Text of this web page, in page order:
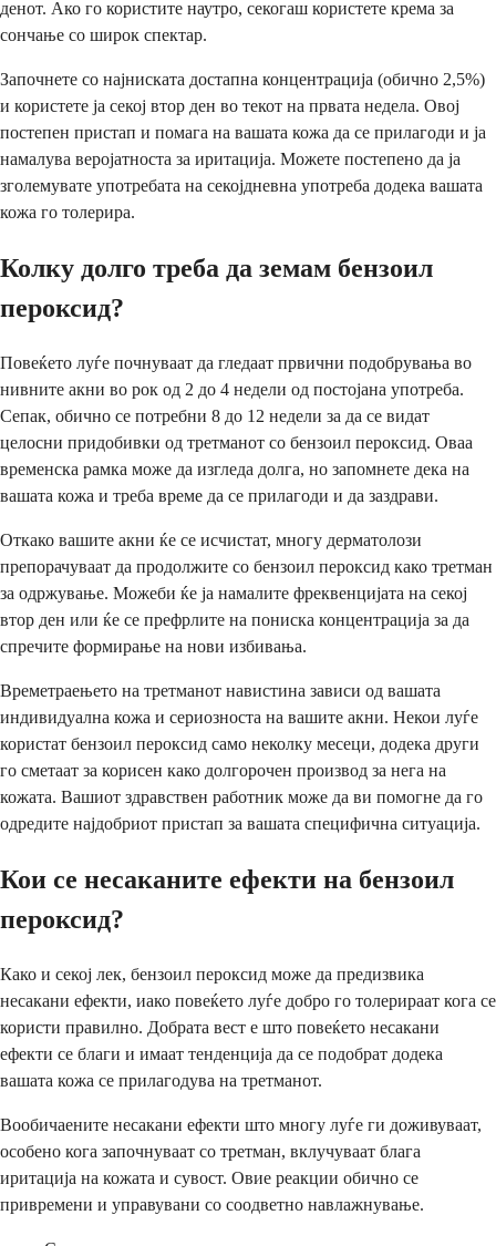
денот. Ако го користите наутро, секогаш користете крема за
сончање со широк спектар.
Започнете со најниската достапна концентрација (обично 2,5%)
и користете ја секој втор ден во текот на првата недела. Овој
постепен пристап и помага на вашата кожа да се прилагоди и ја
намалува веројатноста за иритација. Можете постепено да ја
зголемувате употребата на секојдневна употреба додека вашата
кожа го толерира.
Колку долго треба да земам бензоил
пероксид?
Повеќето луѓе почнуваат да гледаат првични подобрувања во
нивните акни во рок од 2 до 4 недели од постојана употреба.
Сепак, обично се потребни 8 до 12 недели за да се видат
целосни придобивки од третманот со бензоил пероксид. Оваа
временска рамка може да изгледа долга, но запомнете дека на
вашата кожа и треба време да се прилагоди и да заздрави.
Откако вашите акни ќе се исчистат, многу дерматолози
препорачуваат да продолжите со бензоил пероксид како третман
за одржување. Можеби ќе ја намалите фреквенцијата на секој
втор ден или ќе се префрлите на пониска концентрација за да
спречите формирање на нови избивања.
Времетраењето на третманот навистина зависи од вашата
индивидуална кожа и сериозноста на вашите акни. Некои луѓе
користат бензоил пероксид само неколку месеци, додека други
го сметаат за корисен како долгорочен производ за нега на
кожата. Вашиот здравствен работник може да ви помогне да го
одредите најдобриот пристап за вашата специфична ситуација.
Кои се несаканите ефекти на бензоил
пероксид?
Како и секој лек, бензоил пероксид може да предизвика
несакани ефекти, иако повеќето луѓе добро го толерираат кога се
користи правилно. Добрата вест е што повеќето несакани
ефекти се благи и имаат тенденција да се подобрат додека
вашата кожа се прилагодува на третманот.
Вообичаените несакани ефекти што многу луѓе ги доживуваат,
особено кога започнуваат со третман, вклучуваат блага
иритација на кожата и сувост. Овие реакции обично се
привремени и управувани со соодветно навлажнување.